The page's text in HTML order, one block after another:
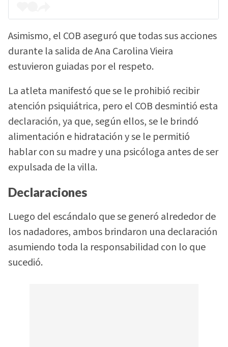
Asimismo, el COB aseguró que todas sus acciones
durante la salida de Ana Carolina Vieira
estuvieron guiadas por el respeto.
La atleta manifestó que se le prohibió recibir
atención psiquiátrica, pero el COB desmintió esta
declaración, ya que, según ellos, se le brindó
alimentación e hidratación y se le permitió
hablar con su madre y una psicóloga antes de ser
expulsada de la villa.
Declaraciones
Luego del escándalo que se generó alrededor de
los nadadores, ambos brindaron una declaración
asumiendo toda la responsabilidad con lo que
sucedió.